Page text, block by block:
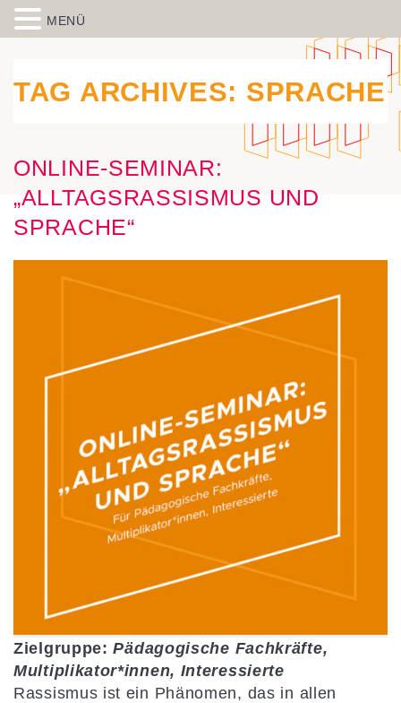
Spiegelbild – Politische Bildung
aus Wiesbaden
historisch-politische Bildungsarbeit in der Migrationsgesellschaft
TAG ARCHIVES: SPRACHE
ONLINE-SEMINAR:
„ALLTAGSRASSISMUS UND
SPRACHE“
Zielgruppe:Pädagogische Fachkräfte,
Multiplikator*innen, Interessierte
Rassismus ist ein Phänomen, das in allen
MENÜ